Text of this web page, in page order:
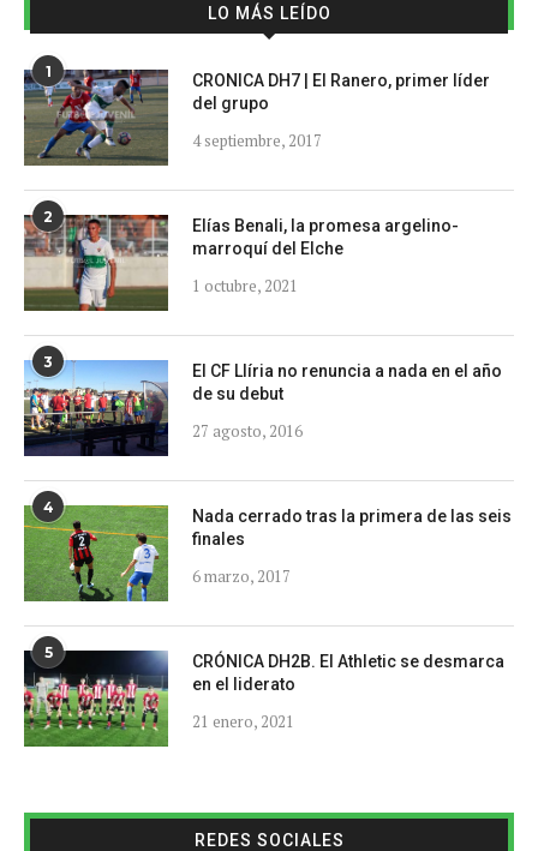
LO MÁS LEÍDO
1
CRONICA DH7 | El Ranero, primer líder
del grupo
4 septiembre, 2017
2
Elías Benali, la promesa argelino-
marroquí del Elche
1 octubre, 2021
3
El CF Llíria no renuncia a nada en el año
de su debut
27 agosto, 2016
4
Nada cerrado tras la primera de las seis
finales
6 marzo, 2017
5
CRÓNICA DH2B. El Athletic se desmarca
en el liderato
21 enero, 2021
REDES SOCIALES